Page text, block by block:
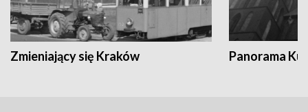
Zmieniający się Kraków Panorama